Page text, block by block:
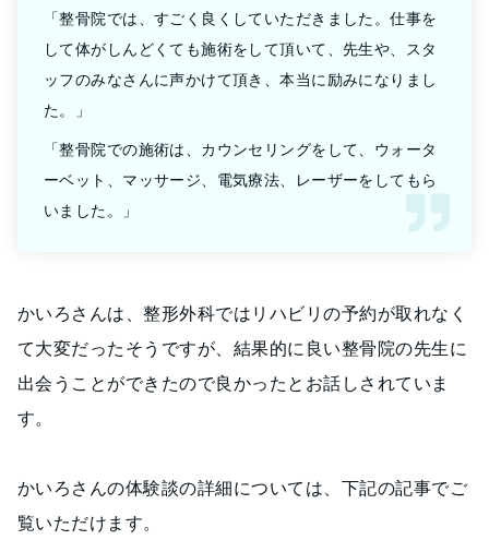
「整骨院では、すごく良くしていただきました。仕事を
して体がしんどくても施術をして頂いて、先生や、スタ
ッフのみなさんに声かけて頂き、本当に励みになりまし
た。」
「整骨院での施術は、カウンセリングをして、ウォータ
ーベット、マッサージ、電気療法、レーザーをしてもら
いました。」
かいろさんは、整形外科ではリハビリの予約が取れなく
て大変だったそうですが、結果的に良い整骨院の先生に
出会うことができたので良かったとお話しされていま
す。
かいろさんの体験談の詳細については、下記の記事でご
覧いただけます。